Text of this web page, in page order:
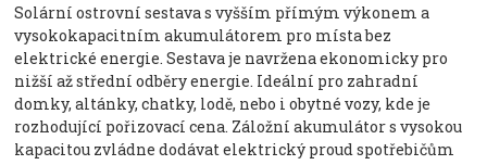
Solární ostrovní sestava s vyšším přímým výkonem a
vysokokapacitním akumulátorem pro místa bez
elektrické energie. Sestava je navržena ekonomicky pro
nižší až střední odběry energie. Ideální pro zahradní
domky, altánky, chatky, lodě, nebo i obytné vozy, kde je
rozhodující pořizovací cena. Záložní akumulátor s vysokou
kapacitou zvládne dodávat elektrický proud spotřebičům